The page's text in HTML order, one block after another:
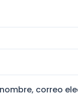
correo